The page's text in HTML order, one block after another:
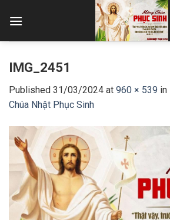
IMG_2451
Published 31/03/2024 at 960 × 539 in
Chúa Nhật Phục Sinh